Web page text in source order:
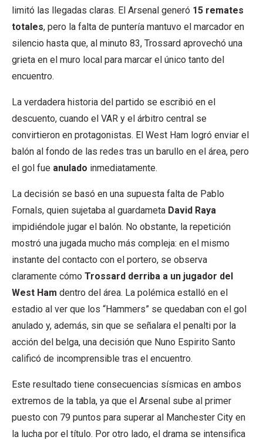
limitó las llegadas claras. El Arsenal generó 15 remates
totales, pero la falta de puntería mantuvo el marcador en
silencio hasta que, al minuto 83, Trossard aprovechó una
grieta en el muro local para marcar el único tanto del
encuentro.
La verdadera historia del partido se escribió en el
descuento, cuando el VAR y el árbitro central se
convirtieron en protagonistas. El West Ham logró enviar el
balón al fondo de las redes tras un barullo en el área, pero
el gol fue anulado inmediatamente.
La decisión se basó en una supuesta falta de Pablo
Fornals, quien sujetaba al guardameta David Raya
impidiéndole jugar el balón. No obstante, la repetición
mostró una jugada mucho más compleja: en el mismo
instante del contacto con el portero, se observa
claramente cómo Trossard derriba a un jugador del
West Ham dentro del área. La polémica estalló en el
estadio al ver que los “Hammers” se quedaban con el gol
anulado y, además, sin que se señalara el penalti por la
acción del belga, una decisión que Nuno Espirito Santo
calificó de incomprensible tras el encuentro.
Este resultado tiene consecuencias sísmicas en ambos
extremos de la tabla, ya que el Arsenal sube al primer
puesto con 79 puntos para superar al Manchester City en
la lucha por el título. Por otro lado, el drama se intensifica